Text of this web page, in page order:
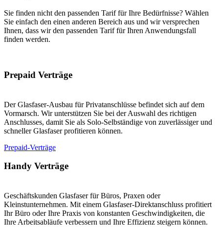
Sie finden nicht den passenden Tarif für Ihre Bedürfnisse? Wählen
Sie einfach den einen anderen Bereich aus und wir versprechen
Ihnen, dass wir den passenden Tarif für Ihren Anwendungsfall
finden werden.
Prepaid Verträge
Der Glasfaser-Ausbau für Privatanschlüsse befindet sich auf dem
Vormarsch. Wir unterstützen Sie bei der Auswahl des richtigen
Anschlusses, damit Sie als Solo-Selbständige von zuverlässiger und
schneller Glasfaser profitieren können.
Prepaid-Verträge
Handy Verträge
Geschäftskunden Glasfaser für Büros, Praxen oder
Kleinstunternehmen. Mit einem Glasfaser-Direktanschluss profitiert
Ihr Büro oder Ihre Praxis von konstanten Geschwindigkeiten, die
Ihre Arbeitsabläufe verbessern und Ihre Effizienz steigern können.